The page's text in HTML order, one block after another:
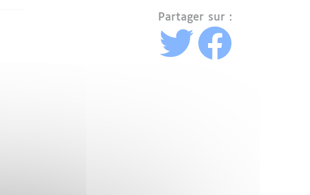
Partager sur :